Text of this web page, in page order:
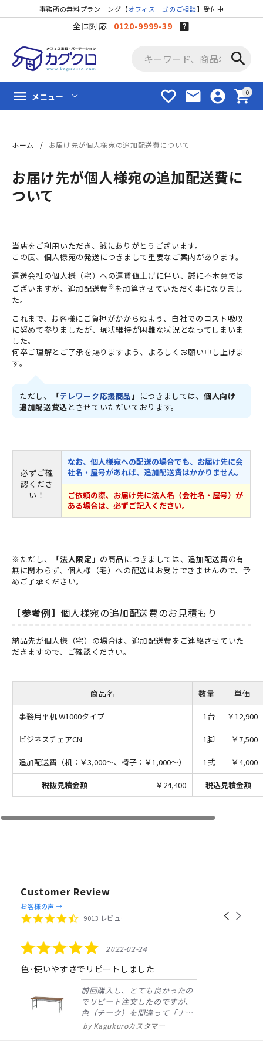
事務所の無料プランニング【オフィス一式のご相談】受付中
全国対応 0120-9999-39
search
favorite_border mail account_circle shopping_cart
menu メニュー
ホーム お届け先が個人様宛の追加配送費について
お届け先が個人様宛の追加配送費に
ついて
当店をご利用いただき、誠にありがとうございます。
この度、個人様宛の発送につきまして重要なご案内があります。
運送会社の個人様（宅）への運賃値上げに伴い、誠に不本意では
ございますが、追加配送費※を加算させていただく事になりまし
た。
これまで、お客様にご負担がかからぬよう、自社でのコスト吸収
に努めて参りましたが、現状維持が困難な状況となってしまいま
した。
何卒ご理解とご了承を賜りますよう、よろしくお願い申し上げま
す。
ただし、 「テレワーク応援商品 」 につきましては、 個人向け
追加配送費込 とさせていただいております。
必ずご確
認くださ
い！
なお、個人様宛への配送の場合でも、お届け先に会
社名・屋号があれば、追加配送費はかかりません。
ご依頼の際、お届け先に法人名（会社名・屋号）が
ある場合は、必ずご記入ください。
※ただし、 「法人限定」 の商品につきましては、追加配送費の有
無に関わらず、個人様（宅）への配送はお受けできませんので、予
めご了承ください。
【参考例】 個人様宛の追加配送費のお見積もり
納品先が個人様（宅）の場合は、追加配送費をご連絡させていた
だきますので、ご確認ください。
商品名 数量 単価
事務用平机 W1000タイプ 1台 ￥12,900
ビジネスチェアCN 1脚 ￥7,500
追加配送費（机：￥3,000～、椅子：￥1,000～） 1式 ￥4,000
税抜見積金額 ￥24,400 税込見積金額
Customer Review
Reviews
carousel
Carousel
arrows
4.4
star
9013 レビュー
お客様の声 →
5.0
star
rating
2022-02-24
色･使いやすさでリピートしました
前回購入し、とても良かったの
でリピート注文したのですが、
色（チーク）を間違って「ナチ
ュラル」としてしまいました。
Kagukuroカスタマー